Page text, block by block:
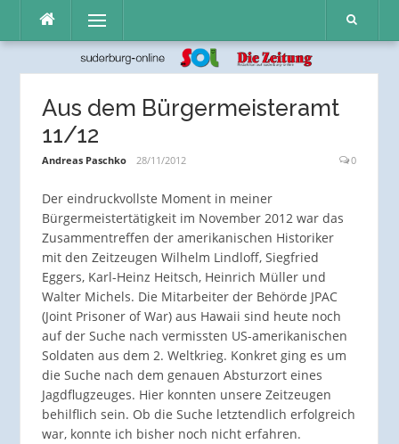
Inhalt
Menü
Aus dem Bürgermeisteramt
11/12
Andreas Paschko 28/11/2012 0
Der eindruckvollste Moment in meiner
Bürgermeistertätigkeit im November 2012 war das
Zusammentreffen der amerikanischen Historiker
mit den Zeitzeugen Wilhelm Lindloff, Siegfried
Eggers, Karl-Heinz Heitsch, Heinrich Müller und
Walter Michels. Die Mitarbeiter der Behörde JPAC
(Joint Prisoner of War) aus Hawaii sind heute noch
auf der Suche nach vermissten US-amerikanischen
Soldaten aus dem 2. Weltkrieg. Konkret ging es um
die Suche nach dem genauen Absturzort eines
Jagdflugzeuges. Hier konnten unsere Zeitzeugen
behilflich sein. Ob die Suche letztendlich erfolgreich
war, konnte ich bisher noch nicht erfahren.